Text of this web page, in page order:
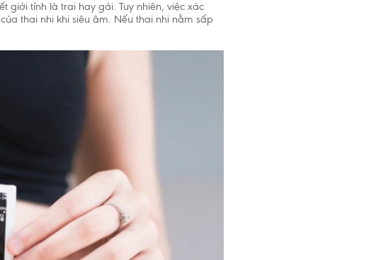
giới tính là trai hay gái. Tuy nhiên, việc xác
thai nhi khi siêu âm. Nếu thai nhi nằm sấp
Chấp nhận và đóng